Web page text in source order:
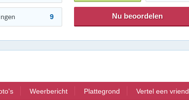
9 Nu beoordelen
Weerbericht Plattegrond Vertel een vriend